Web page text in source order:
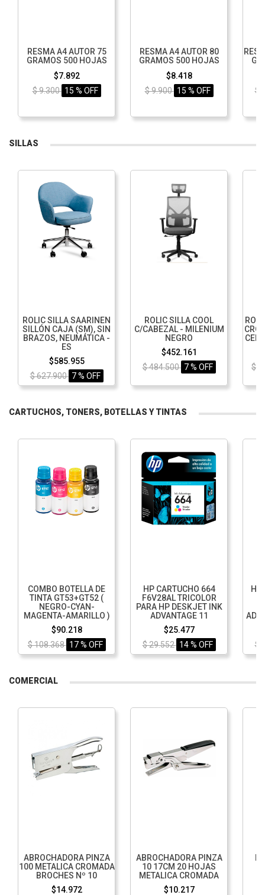
RESMA A4 AUTOR 75
GRAMOS 500 HOJAS
$7.892
$ 9.300 15 % OFF
RESMA A4 AUTOR 80
GRAMOS 500 HOJAS
$8.418
$ 9.900 15 % OFF $
SILLAS
ROLIC SILLA SAARINEN
SILLÓN CAJA (SM), SIN
BRAZOS, NEUMÁTICA -
ES
$585.955
$ 627.900 7 % OFF
ROLIC SILLA COOL
C/CABEZAL - MILENIUM
NEGRO
$452.161
$ 484.500 7 % OFF $
CARTUCHOS, TONERS, BOTELLAS Y TINTAS
COMBO BOTELLA DE
TINTA GT53+GT52 (
NEGRO-CYAN-
MAGENTA-AMARILLO )
$90.218
$ 108.368 17 % OFF
HP CARTUCHO 664
F6V28AL TRICOLOR
PARA HP DESKJET INK
ADVANTAGE 11
$25.477
$ 29.552 14 % OFF
HP
$
COMERCIAL
ABROCHADORA PINZA
100 METALICA CROMADA
BROCHES Nº 10
$14.972
ABROCHADORA PINZA
10 17CM 20 HOJAS
METALICA CROMADA
$10.217